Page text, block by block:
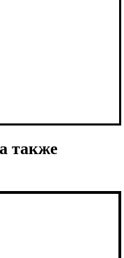
также